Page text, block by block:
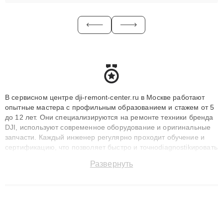
В сервисном центре dji-remont-center.ru в Москве работают
опытные мастера с профильным образованием и стажем от 5
до 12 лет. Они специализируются на ремонте техники бренда
DJI, используют современное оборудование и оригинальные
запчасти. Каждый инженер регулярно проходит обучение и
сертификацию, что позволяет быстро и точноdiagnostikировать
до 3 лет. Наши мастера решают сложные случаи: от замены
Развернуть